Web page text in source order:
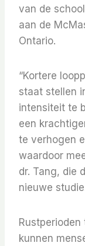
van de
aan de
Ontario.
“Kortere
staat stellen
intensiteit te
een
te verhogen
waardoor
dr. Tang, die
nieuwe
kunnen